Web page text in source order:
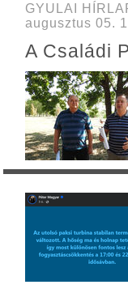
GYULAI
augusztus 05.
A Családi